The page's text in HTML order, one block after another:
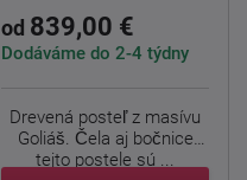
od 839,00 €
Dodáváme do 2-4 týdny
Drevená posteľ z masívu
Goliáš. Čela aj bočnice
tejto postele sú ...